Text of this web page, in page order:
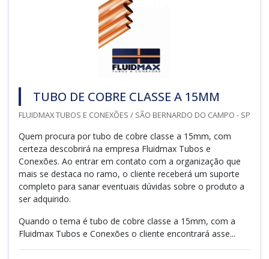
TUBO DE COBRE CLASSE A 15MM
FLUIDMAX TUBOS E CONEXÕES / SÃO BERNARDO DO CAMPO - SP
Quem procura por tubo de cobre classe a 15mm, com
certeza descobrirá na empresa Fluidmax Tubos e
Conexões. Ao entrar em contato com a organização que
mais se destaca no ramo, o cliente receberá um suporte
completo para sanar eventuais dúvidas sobre o produto a
ser adquirido.
Quando o tema é tubo de cobre classe a 15mm, com a
Fluidmax Tubos e Conexões o cliente encontrará asse...